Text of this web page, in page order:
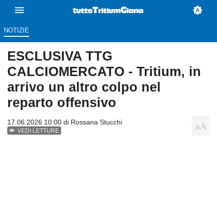
NOTIZIE
ESCLUSIVA TTG
CALCIOMERCATO - Tritium, in
arrivo un altro colpo nel
reparto offensivo
17.06.2026 10:00 di Rossana Stucchi
VEDI LETTURE